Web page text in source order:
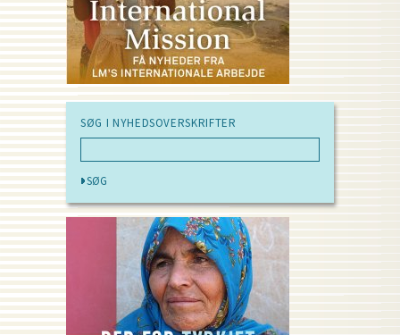
SØG I NYHEDSOVERSKRIFTER